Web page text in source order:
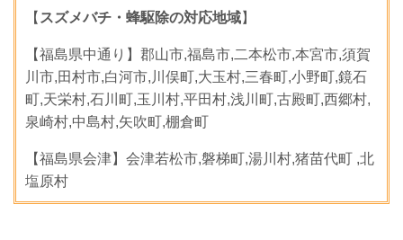
【 スズメバチ・蜂駆除の対応地域】
【福島県中通り】郡山市,福島市,二本松市,本宮市,須賀
川市,田村市,白河市,川俣町,大玉村,三春町,小野町,鏡石
町,天栄村,石川町,玉川村,平田村,浅川町,古殿町,西郷村,
泉崎村,中島村,矢吹町,棚倉町
【福島県会津】会津若松市,磐梯町,湯川村,猪苗代町 ,北
塩原村